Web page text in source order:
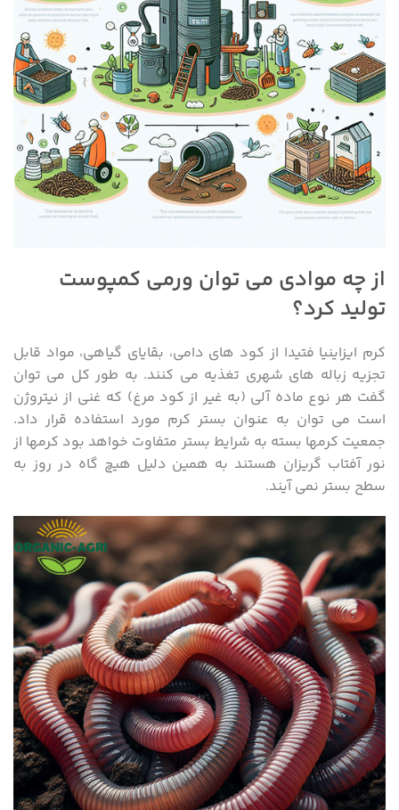
از چه موادی می توان ورمی کمپوست
تولید کرد؟
کرم ایزاینیا فتیدا از کود های دامی، بقایای گیاهی، مواد قابل
تجزیه زباله های شهری تغذیه می کنند. به طور کل می توان
گفت هر نوع ماده آلی (به غیر از کود مرغ) که غنی از نیتروژن
است می توان به عنوان بستر کرم مورد استفاده قرار داد.
جمعیت کرمها بسته به شرایط بستر متفاوت خواهد بود کرمها از
نور آفتاب گریزان هستند به همین دلیل هیچ گاه در روز به
سطح بستر نمی آیند.